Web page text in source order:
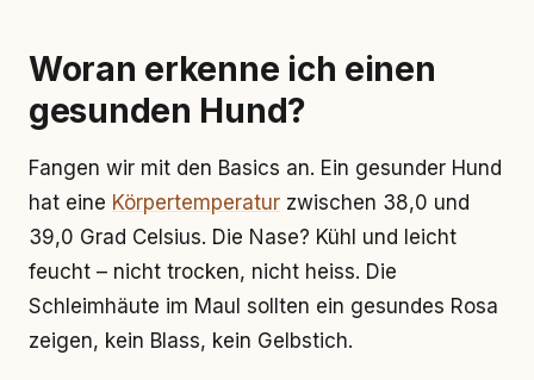
Woran erkenne ich einen
gesunden Hund?
Fangen wir mit den Basics an. Ein gesunder Hund
hat eine Körpertemperatur zwischen 38,0 und
39,0 Grad Celsius. Die Nase? Kühl und leicht
feucht – nicht trocken, nicht heiss. Die
Schleimhäute im Maul sollten ein gesundes Rosa
zeigen, kein Blass, kein Gelbstich.